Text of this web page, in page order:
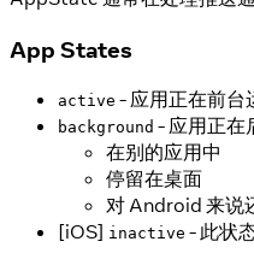
App States
active - 应用正在前台
background - 应用正在
在别的应用中
停留在桌面
对 Android 来说
[iOS] inactive - 此状